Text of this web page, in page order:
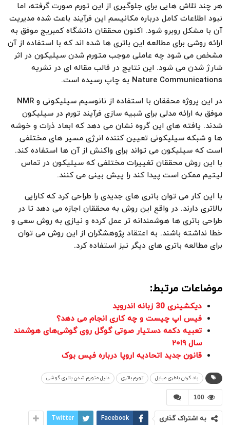
هر چند تلاش هایی برای جلوگیری از این تورم صورت گرفته، اما
نبود اطلاعات کامل درباره مکانیسم این فرآیند باعث شده مدیریت
آن با مشکل روبرو شود. اکنون محققان دانشگاه کمبریج موفق به
ارائه روشی برای مطالعه این باتری ها شده اند که با استفاده از آن
مشخص می شود چه عاملی موجب متورم شدن سیلیکون در اثر
شارژ شدن می شود. این نتایج در قالب مقاله ای در نشریه
Nature Communications به چاپ رسیده است.
در این پروژه محققان با استفاده از نانوسیم سیلیکونی و NMR
موفق به ارائه مدلی برای شبیه سازی فرآیند تورم در سیلیکون
شدند. یافته های این گروه نشان می دهد که ابعاد ذرات و خوشه
ها و شبکه سیلیکونی تعیین کننده انرژی مسیر های مختلفی
است که سیلیکون می تواند برای واکنش از آن ها استفاده کند.
با این روش محققان تغییرات مختلفی که سیلیکون در تماس
لیتیم ممکن است پیدا کند را پیش بینی می کنند.
با این کار می توان باتری های جدیدی را طراحی کرد که کارایی
بالاتری دارند. در واقع این روش به محققان اجازه می دهد تا در
طراحی باتری ها هوشمندانه تر عمل کرده و نیازی به روش سعی و
خطا نداشته باشند. به اعتقاد پژوهشگران از این روش می توان
برای مطالعه باتری های دیگر نیز استفاده کرد.
موضاعات مرتبط:
دیکشینری 30 زبانه اندروید
فیس اپ چیست و چه کاری انجام می دهد؟
تعبیه دکمه دستیار صوتی گوگل روی گوشی‌های هوشمند
سال ۲۰۱۹
قانون جدید اتحادیه اروپا درباره فیس بوک
باد کردن باطری مبایل تورم باتری دلیل متورم شدن باتری گوشی
100
به اشتراک گذاری Facebook
Twitter